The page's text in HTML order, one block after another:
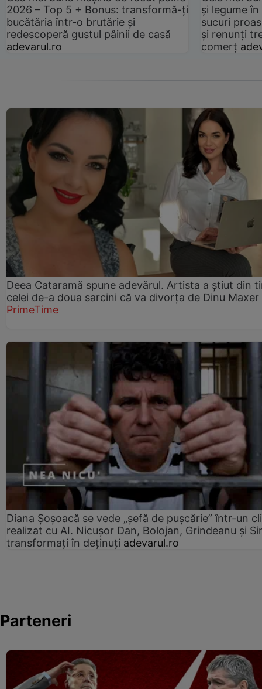
2026 – Top 5 + Bonus: transformă-ți
bucătăria într-o brutărie și
redescoperă gustul pâinii de casă
adevarul.ro
și legume
sucuri
și renunți
comerț
Deea Cataramă spune adevărul. Artista a știut din
celei de-a doua sarcini că va divorța de Dinu Maxer
PrimeTime
Diana Șoșoacă se vede „șefă de pușcărie” într-un
realizat cu AI. Nicușor Dan, Bolojan, Grindeanu și
transformați în deținuți adevarul.ro
Parteneri